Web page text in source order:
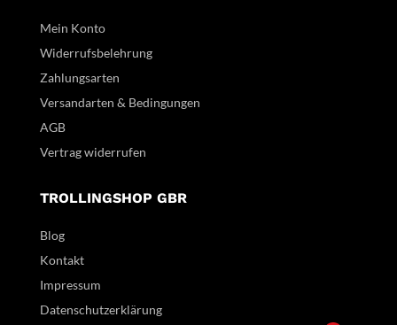
Mein Konto
Widerrufsbelehrung
Zahlungsarten
Versandarten & Bedingungen
AGB
Vertrag widerrufen
TROLLINGSHOP GBR
Blog
Kontakt
Impressum
Datenschutzerklärung